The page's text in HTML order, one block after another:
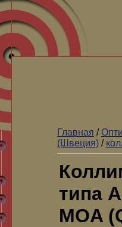
Главная /
(Швеция) /
типа
MOA